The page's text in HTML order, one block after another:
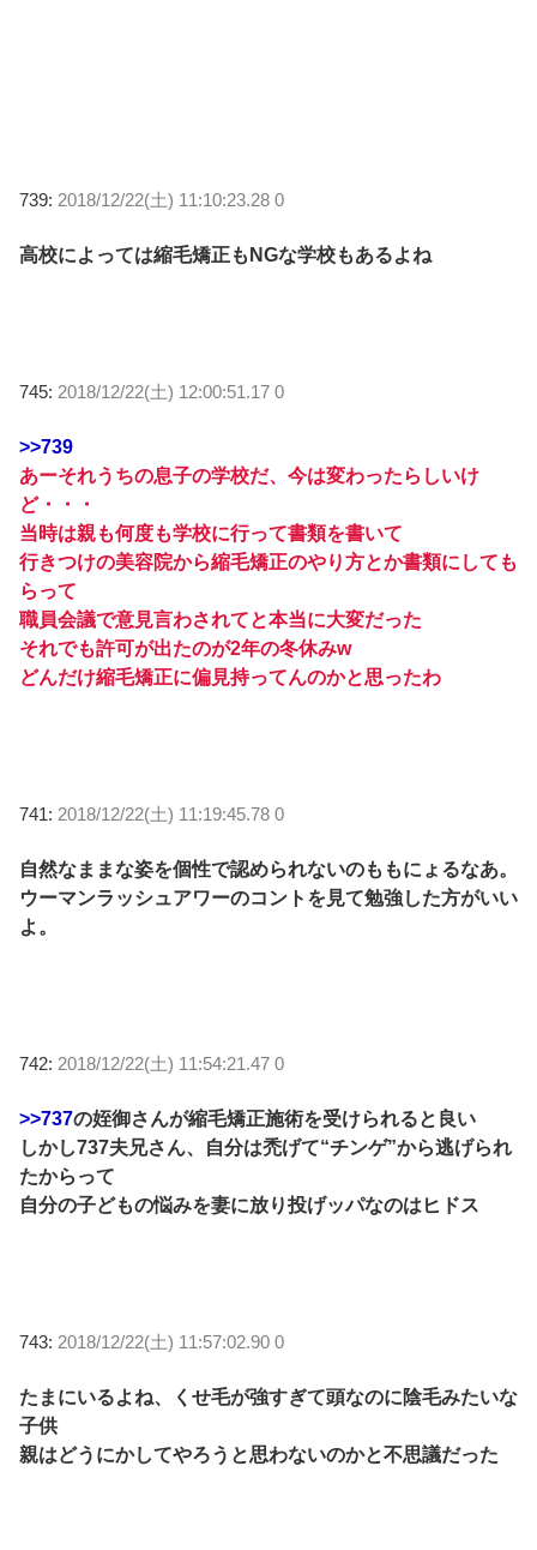
739: 2018/12/22(土) 11:10:23.28 0
高校によっては縮毛矯正もNGな学校もあるよね
745: 2018/12/22(土) 12:00:51.17 0
>>739
あーそれうちの息子の学校だ、今は変わったらしいけ
ど・・・
当時は親も何度も学校に行って書類を書いて
行きつけの美容院から縮毛矯正のやり方とか書類にしても
らって
職員会議で意見言わされてと本当に大変だった
それでも許可が出たのが2年の冬休みw
どんだけ縮毛矯正に偏見持ってんのかと思ったわ
741: 2018/12/22(土) 11:19:45.78 0
自然なままな姿を個性で認められないのももにょるなあ。
ウーマンラッシュアワーのコントを見て勉強した方がいい
よ。
742: 2018/12/22(土) 11:54:21.47 0
>>737の姪御さんが縮毛矯正施術を受けられると良い
しかし737夫兄さん、自分は禿げて“チンゲ”から逃げられ
たからって
自分の子どもの悩みを妻に放り投げッパなのはヒドス
743: 2018/12/22(土) 11:57:02.90 0
たまにいるよね、くせ毛が強すぎて頭なのに陰毛みたいな
子供
親はどうにかしてやろうと思わないのかと不思議だった